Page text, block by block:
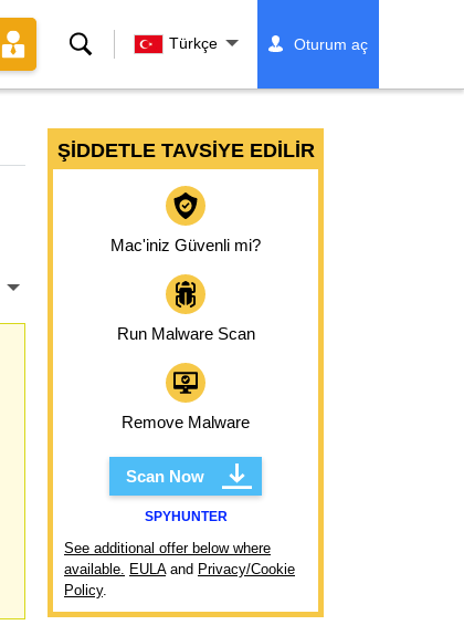
Ara Türkçe Oturum aç
ŞIDDETLE TAVSIYE EDILIR
Mac'iniz Güvenli mi?
Run Malware Scan
Remove Malware
Scan Now
SPYHUNTER
See additional offer below where
available. EULAand Privacy/Cookie
Policy.